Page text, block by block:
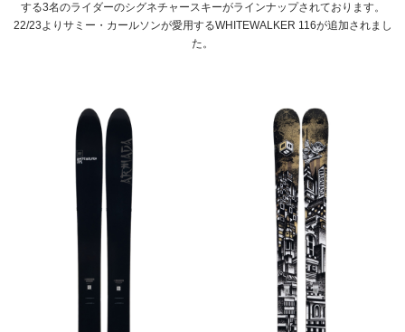
する3名のライダーのシグネチャースキーがラインナップされております。
22/23よりサミー・カールソンが愛用するWHITEWALKER 116が追加されまし
た。